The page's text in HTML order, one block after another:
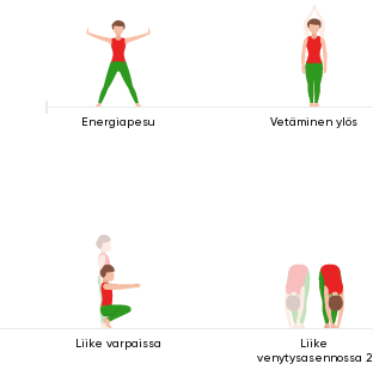
Energiapesu Vetäminen ylös
Liike varpaissa
Liike
venytysasennossa 2